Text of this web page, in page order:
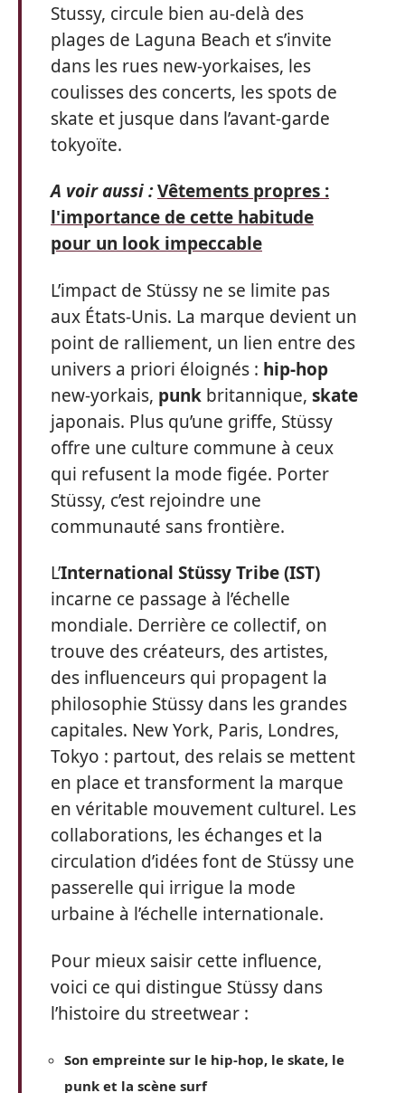
Stussy, circule bien au-delà des
plages de Laguna Beach et s’invite
dans les rues new-yorkaises, les
coulisses des concerts, les spots de
skate et jusque dans l’avant-garde
tokyoïte.
A voir aussi :Vêtements propres :
l'importance de cette habitude
pour un look impeccable
L’impact de Stüssy ne se limite pas
aux États-Unis. La marque devient un
point de ralliement, un lien entre des
univers a priori éloignés : hip-hop
new-yorkais, punk britannique, skate
japonais. Plus qu’une griffe, Stüssy
offre une culture commune à ceux
qui refusent la mode figée. Porter
Stüssy, c’est rejoindre une
communauté sans frontière.
L’International Stüssy Tribe (IST)
incarne ce passage à l’échelle
mondiale. Derrière ce collectif, on
trouve des créateurs, des artistes,
des influenceurs qui propagent la
philosophie Stüssy dans les grandes
capitales. New York, Paris, Londres,
Tokyo : partout, des relais se mettent
en place et transforment la marque
en véritable mouvement culturel. Les
collaborations, les échanges et la
circulation d’idées font de Stüssy une
passerelle qui irrigue la mode
urbaine à l’échelle internationale.
Pour mieux saisir cette influence,
voici ce qui distingue Stüssy dans
l’histoire du streetwear :
Son empreinte sur le hip-hop, le skate, le
punk et la scène surf